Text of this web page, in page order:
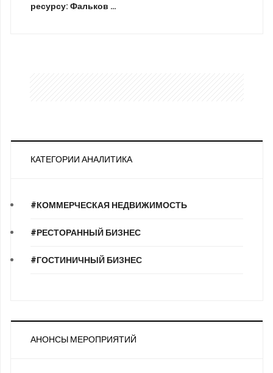
ресурсу: Фальков …
КАТЕГОРИИ АНАЛИТИКА
#КОММЕРЧЕСКАЯ НЕДВИЖИМОСТЬ
#РЕСТОРАННЫЙ БИЗНЕС
#ГОСТИНИЧНЫЙ БИЗНЕС
АНОНСЫ МЕРОПРИЯТИЙ